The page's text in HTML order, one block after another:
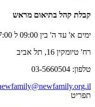
קבלת קהל בתיאום מראש
ימים א' עד ה' בין 09:00 ל 17:00
רח' טיומקין 16, תל אביב
טלפון: 03-5660504
תפריט